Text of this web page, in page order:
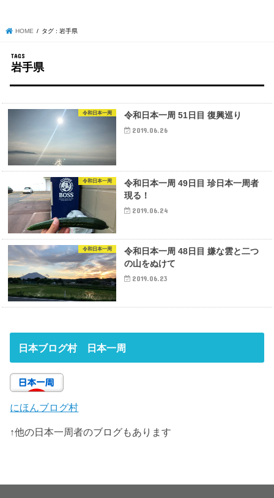
HOME タグ : 岩手県
岩手県
令和日本一周 令和日本一周 51日目 復興巡り
2019.06.26
令和日本一周
令和日本一周 49日目 珍日本一周者
現る！
2019.06.24
令和日本一周
令和日本一周 48日目 嫌な雲と二つ
の山をぬけて
2019.06.23
日本ブログ村 日本一周
にほんブログ村
↑他の日本一周者のブログもあります